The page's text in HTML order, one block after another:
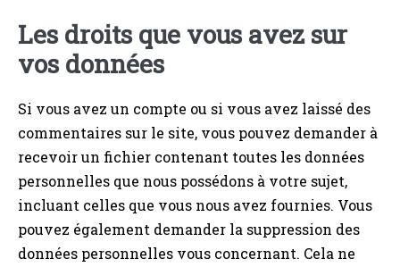
Les droits que vous avez sur
vos données
Si vous avez un compte ou si vous avez laissé des
commentaires sur le site, vous pouvez demander à
recevoir un fichier contenant toutes les données
personnelles que nous possédons à votre sujet,
incluant celles que vous nous avez fournies. Vous
pouvez également demander la suppression des
données personnelles vous concernant. Cela ne